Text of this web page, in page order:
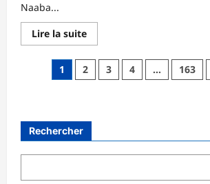
Naaba...
Lire la suiteEn
savoir
sur
FAIRE-
PART
DE
Pagination
1 2 3 4 … 163
Rechercher